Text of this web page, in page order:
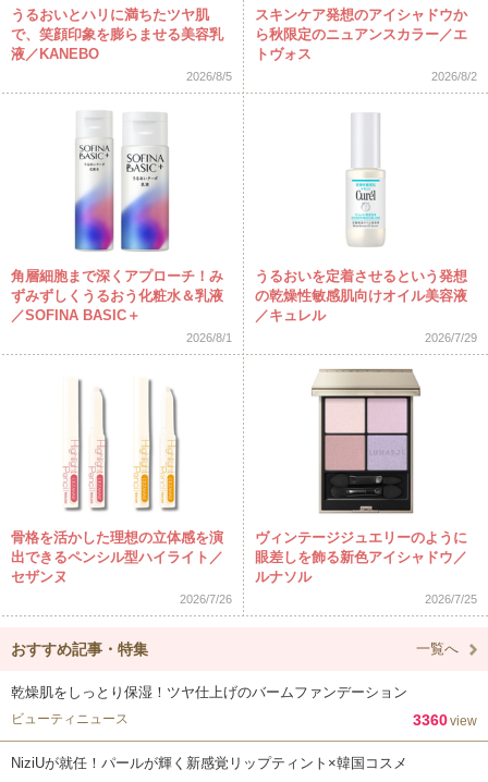
うるおいとハリに満ちたツヤ肌
で、笑顔印象を膨らませる美容乳
液／KANEBO
2026/8/5
スキンケア発想のアイシャドウか
ら秋限定のニュアンスカラー／エ
トヴォス
2026/8/2
角層細胞まで深くアプローチ！み
ずみずしくうるおう化粧水＆乳液
／SOFINA BASIC＋
2026/8/1
うるおいを定着させるという発想
の乾燥性敏感肌向けオイル美容液
／キュレル
2026/7/29
骨格を活かした理想の立体感を演
出できるペンシル型ハイライト／
セザンヌ
2026/7/26
ヴィンテージジュエリーのように
眼差しを飾る新色アイシャドウ／
ルナソル
2026/7/25
おすすめ記事・特集 一覧へ
乾燥肌をしっとり保湿！ツヤ仕上げのバームファンデーション
ビューティニュース 3360view
NiziUが就任！パールが輝く新感覚リップティント×韓国コスメ